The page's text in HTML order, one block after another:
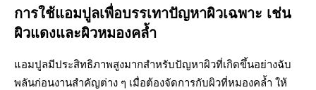
การใช้แอมปูลเพื่อบรรเทาปัญหาผิวเฉพาะ เช่น
ผิวแดงและผิวหมองคล้ำ
แอมปูลมีประสิทธิภาพสูงมากสำหรับปัญหาผิวที่เกิดขึ้นอย่างฉับ
พลันก่อนงานสำคัญต่าง ๆ เมื่อต้องจัดการกับผิวที่หมองคล้ำ ให้